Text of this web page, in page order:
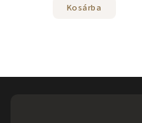
Kosárba